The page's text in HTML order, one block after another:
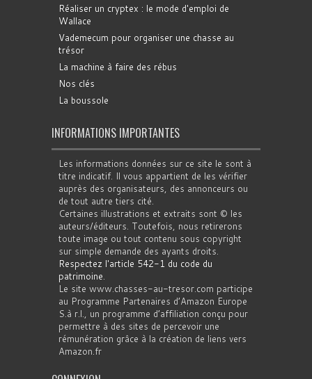
Réaliser un cryptex : le mode d'emploi de
Wallace
Vademecum pour organiser une chasse au
trésor
La machine à faire des rébus
Nos clés
La boussole
INFORMATIONS IMPORTANTES
Les informations données sur ce site le sont à
titre indicatif. Il vous appartient de les vérifier
auprès des organisateurs, des annonceurs ou
de tout autre tiers cité.
Certaines illustrations et extraits sont © les
auteurs/éditeurs. Toutefois, nous retirerons
toute image ou tout contenu sous copyright
sur simple demande des ayants droits.
Respectez l'article 542-1 du code du
patrimoine.
Le site www.chasses-au-tresor.com participe
au Programme Partenaires d’Amazon Europe
S.à r.l., un programme d’affiliation conçu pour
permettre à des sites de percevoir une
rémunération grâce à la création de liens vers
Amazon.fr